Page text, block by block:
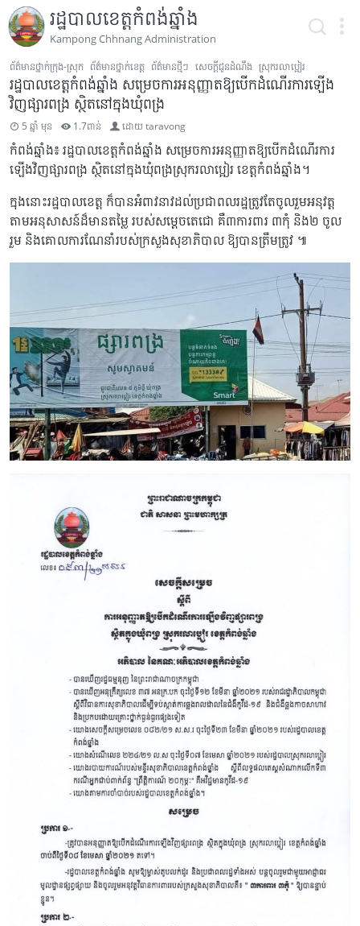
រដ្ឋបាលខេត្តកំពង់ឆ្នាំង
Kampong Chhnang Administration
ព័ត៌មានថ្នាក់ក្រុង-ស្រុក ព័ត៌មានថ្នាក់ខេត្ត ព័ត៌មានថ្មីៗ សេចក្តីជូនដំណឹង ស្រុករលាប្អៀរ
រដ្ឋបាលខេត្តកំពង់ឆ្នាំង សម្រេចការអនុញ្ញាតឱ្យបើកដំណើរការឡើង
វិញផ្សារពង្រ ស្ថិតនៅក្នុងឃុំពង្រ
5 ឆ្នាំ មុន 1.7ពាន់ ដោយtaravong
កំពង់ឆ្នាំង៖ រដ្ឋបាលខេត្តកំពង់ឆ្នាំង សម្រេចការអនុញ្ញាតឱ្យបើកដំណើរការ
ឡើងវិញផ្សារពង្រ ស្ថិតនៅក្នុងឃុំពង្រស្រុករលាប្អៀរ ខេត្តកំពង់ឆ្នាំង។
ក្នុងនោះរដ្ឋបាលខេត្ត ក៏បានអំពាវនាវដល់ប្រជាពលរដ្ឋត្រូវតែចូលរួមអនុវត្ត
តាមអនុសាសន៍ដ៏មានតម្លៃ របស់សម្តេចតេជោ គឺ៣ការពារ ៣កុំ និង២ ចូល
រួម និងគោលការណែនាំរបស់ក្រសួងសុខាភិបាល ឱ្យបានត្រឹមត្រូវ ៕